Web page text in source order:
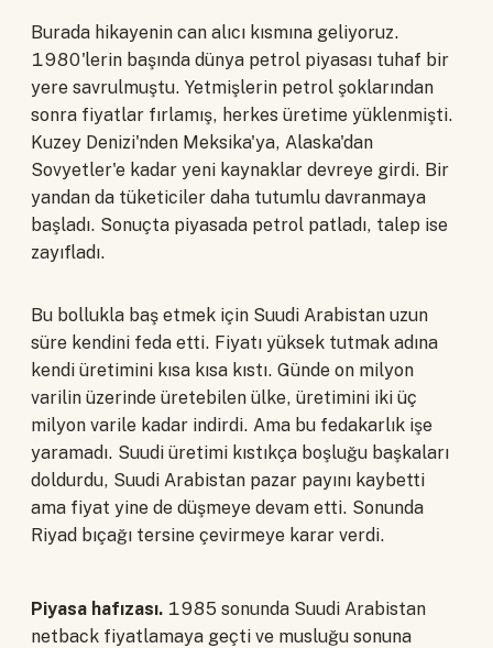
Burada hikayenin can alıcı kısmına geliyoruz.
1980'lerin başında dünya petrol piyasası tuhaf bir
yere savrulmuştu. Yetmişlerin petrol şoklarından
sonra fiyatlar fırlamış, herkes üretime yüklenmişti.
Kuzey Denizi'nden Meksika'ya, Alaska'dan
Sovyetler'e kadar yeni kaynaklar devreye girdi. Bir
yandan da tüketiciler daha tutumlu davranmaya
başladı. Sonuçta piyasada petrol patladı, talep ise
zayıfladı.
Bu bollukla baş etmek için Suudi Arabistan uzun
süre kendini feda etti. Fiyatı yüksek tutmak adına
kendi üretimini kısa kısa kıstı. Günde on milyon
varilin üzerinde üretebilen ülke, üretimini iki üç
milyon varile kadar indirdi. Ama bu fedakarlık işe
yaramadı. Suudi üretimi kıstıkça boşluğu başkaları
doldurdu, Suudi Arabistan pazar payını kaybetti
ama fiyat yine de düşmeye devam etti. Sonunda
Riyad bıçağı tersine çevirmeye karar verdi.
Piyasa hafızası. 1985 sonunda Suudi Arabistan
netback fiyatlamaya geçti ve musluğu sonuna